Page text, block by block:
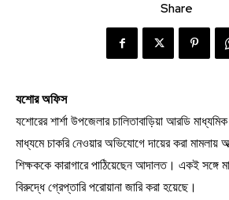
Share
যশোর অফিস
যশোরের শার্শা উপজেলার চালিতাবাড়িয়া আরডি
মাধ্যমে চাকরি নেওয়ার অভিযোগে দায়ের করা মামলায়
শিক্ষককে কারাগারে পাঠিয়েছেন আদালত। একই সঙ্গে
বিরুদ্ধে গ্রেপ্তারি পরোয়ানা জারি করা হয়েছে।